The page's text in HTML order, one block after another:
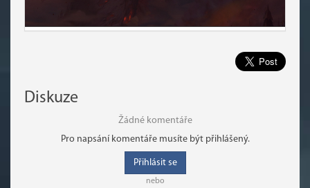
Diskuze
Žádné komentáře
Pro napsání komentáře musíte být přihlášený.
Přihlásit se
nebo